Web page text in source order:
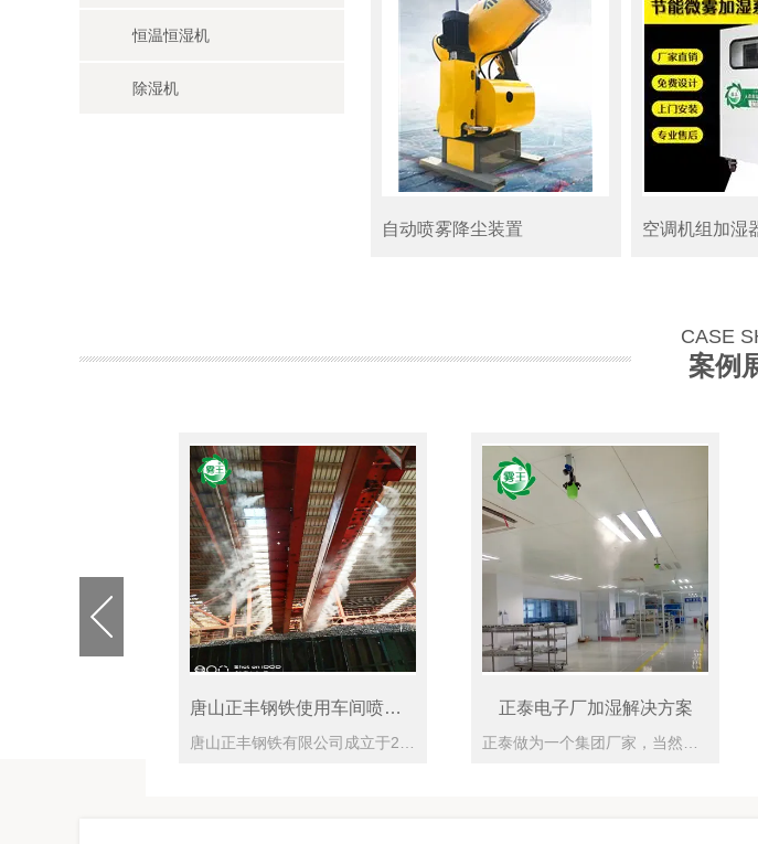
恒温恒湿机
除湿机
自动喷雾降尘装置 空调机组加湿
CASE
案例
正泰电子厂加湿解决方案
正泰做为一个集团厂家，当然有很多工业加湿器厂家为其提供产品，但是不是每一个厂家都拥有经验丰富。正泰黄经理直言，有很多厂家去过现场，但都不能提供一份好的加湿解决方案。我司魏经理去车间现场看过后，对车间进行详细的了解，回来后给出一份详细的加湿解决方案及图纸。客户直呼，这就是我们所需要的。正泰集团始创于1984年，经过33年创业创新，已发展成为我国新能源与电力能源设备制造企业。产业覆盖/发电、储电、输电、变电、配电、用电/全产业链，布局智能电气与装备、清洁能源与新材料、智能家居与传感技术、物联网与新一
豪门印刷车间加湿